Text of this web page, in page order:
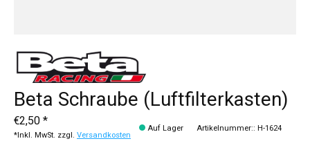
Beta Schraube (Luftfilterkasten)
€2,50 *
*Inkl. MwSt. zzgl. Versandkosten
Auf Lager Artikelnummer:: H-1624